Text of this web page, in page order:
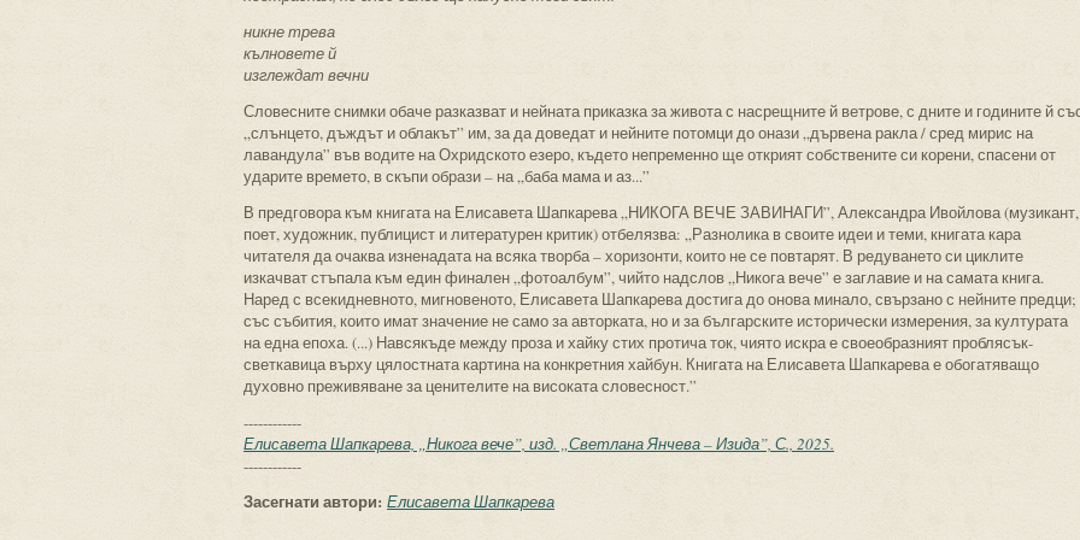
никне трева
кълновете й
изглеждат вечни
Словесните снимки обаче разказват и нейната приказка за живота с насрещните й ветрове, с дните и годините й
„слънцето, дъждът и облакът” им, за да доведат и нейните потомци до онази „дървена ракла / сред мирис на
лавандула” във водите на Охридското езеро, където непременно ще открият собствените си корени, спасени от
ударите времето, в скъпи образи – на „баба мама и аз...”
В предговора към книгата на Елисавета Шапкарева „НИКОГА ВЕЧЕ ЗАВИНАГИ”, Александра Ивойлова (музикант,
поет, художник, публицист и литературен критик) отбелязва: „Разнолика в своите идеи и теми, книгата кара
читателя да очаква изненадата на всяка творба – хоризонти, които не се повтарят. В редуването си циклите
изкачват стъпала към един финален „фотоалбум”, чийто надслов „Никога вече” е заглавие и на самата книга.
Наред с всекидневното, мигновеното, Елисавета Шапкарева достига до онова минало, свързано с нейните предци;
със събития, които имат значение не само за авторката, но и за българските исторически измерения, за културата
на една епоха. (...) Навсякъде между проза и хайку стих протича ток, чиято искра е своеобразният проблясък-
светкавица върху цялостната картина на конкретния хайбун. Книгата на Елисавета Шапкарева е обогатяващо
духовно преживяване за ценителите на високата словесност.”
------------
Елисавета Шапкарева, „Никога вече”, изд. „Светлана Янчева – Изида”, С., 2025.
------------
Засегнати автори: Елисавета Шапкарева